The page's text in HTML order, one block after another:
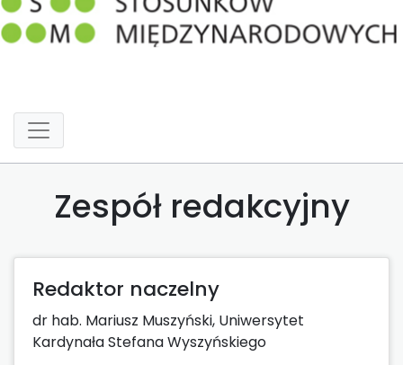
Zespół redakcyjny
Redaktor naczelny
dr hab. Mariusz Muszyński, Uniwersytet
Kardynała Stefana Wyszyńskiego